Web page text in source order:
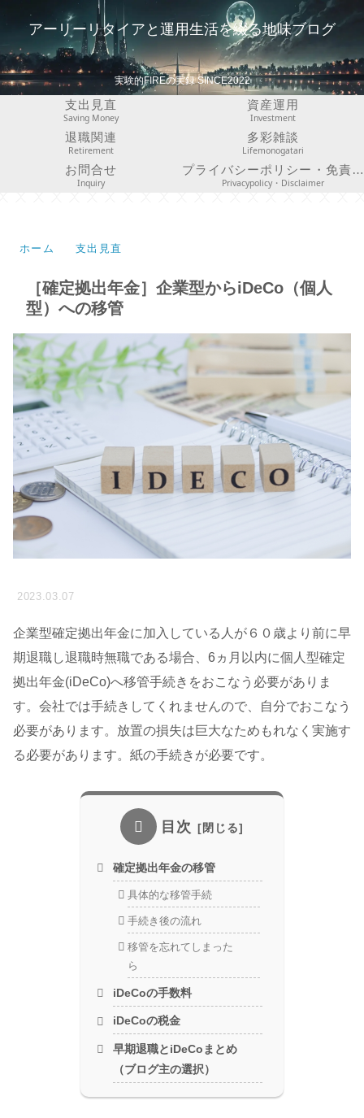
アーリーリタイアと運用生活を綴る地味ブログ
実験的FIREの実録 SINCE2022
支出見直
Saving Money
資産運用
Investment
退職関連
Retirement
多彩雑談
Lifemonogatari
お問合せ
Inquiry
プライバシーポリシー・免責事項
Privacypolicy・Disclaimer
ホーム 支出見直
［確定拠出年金］企業型からiDeCo（個人
型）への移管
2023.03.07
企業型確定拠出年金に加入している人が６０歳より前に早
期退職し退職時無職である場合、6ヵ月以内に個人型確定
拠出年金(iDeCo)へ移管手続きをおこなう必要がありま
す。会社では手続きしてくれませんので、自分でおこなう
必要があります。放置の損失は巨大なためもれなく実施す
る必要があります。紙の手続きが必要です。
目次
確定拠出年金の移管
具体的な移管手続
手続き後の流れ
移管を忘れてしまった
ら
iDeCoの手数料
iDeCoの税金
早期退職とiDeCoまとめ
（ブログ主の選択）